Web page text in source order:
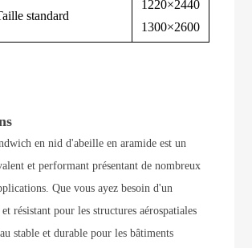
standard
1220×2440
1300×2600
en nid d'abeille en aramide est un
et performant présentant de nombreux
Que vous ayez besoin d'un
résistant pour les structures aérospatiales
stable et durable pour les bâtiments